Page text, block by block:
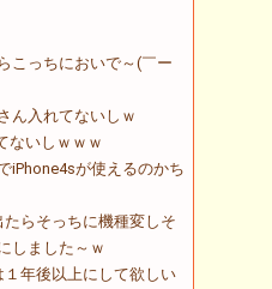
こっちにおいで～(￣ー
ん入れてないしｗ
ないしｗｗｗ
iPhone4sが使えるのかち
たらそっちに機種変しそ
しました～ｗ
１年後以上にして欲しい